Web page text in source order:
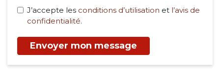
J’accepte les conditions d’utilisation et l’avis de
confidentialité.
Envoyer mon message